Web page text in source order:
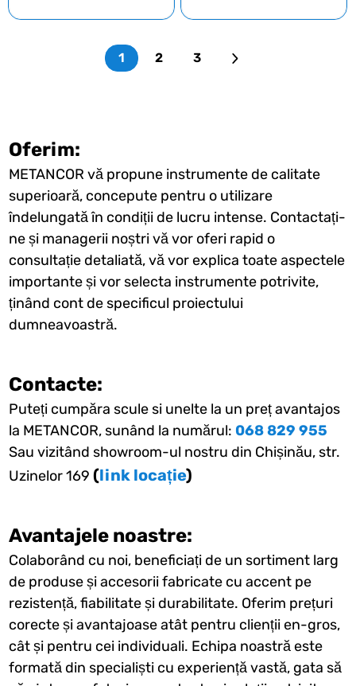
1 2 3
Oferim:
METANCOR vă propune instrumente de calitate
superioară, concepute pentru o utilizare
îndelungată în condiții de lucru intense. Contactați-
ne și managerii noștri vă vor oferi rapid o
consultație detaliată, vă vor explica toate aspectele
importante și vor selecta instrumente potrivite,
ținând cont de specificul proiectului
dumneavoastră.
Contacte:
Puteți cumpăra scule si unelte la un preț avantajos
la METANCOR, sunând la numărul: 068 829 955
Sau vizitând showroom-ul nostru din Chișinău, str.
Uzinelor 169(link locație)
Avantajele noastre:
Colaborând cu noi, beneficiați de un sortiment larg
de produse și accesorii fabricate cu accent pe
rezistență, fiabilitate și durabilitate. Oferim prețuri
corecte și avantajoase atât pentru clienții en-gros,
cât și pentru cei individuali. Echipa noastră este
formată din specialiști cu experiență vastă, gata să